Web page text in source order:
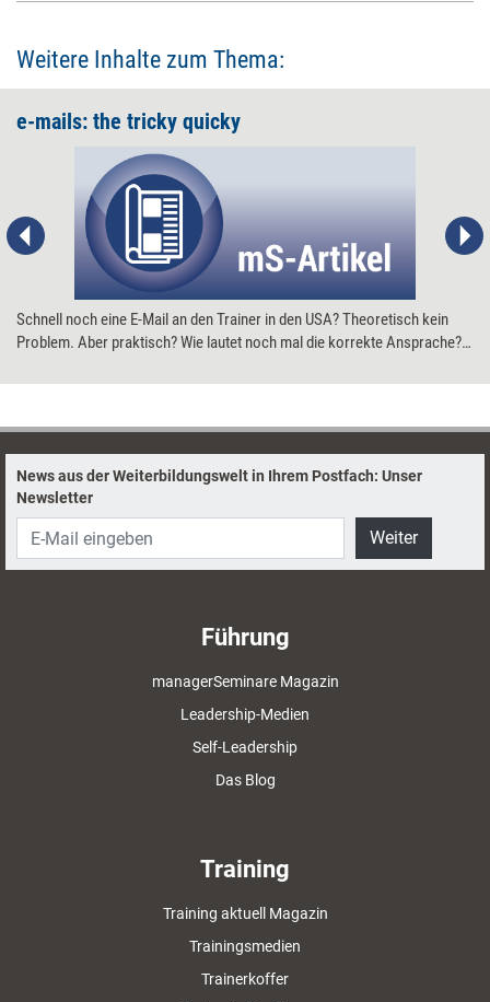
Weitere Inhalte zum Thema:
e-mails: the tricky quicky
Schnell noch eine E-Mail an den Trainer in den USA? Theoretisch kein
Problem. Aber praktisch? Wie lautet noch mal die korrekte Ansprache?
Business-English zeigt, wie man elektronische Botschaften schnell und
News aus der Weiterbildungswelt in Ihrem Postfach: Unser
Newsletter
Weiter
Führung
managerSeminare Magazin
Leadership-Medien
Self-Leadership
Das Blog
Training
Training aktuell Magazin
Trainingsmedien
Trainerkoffer